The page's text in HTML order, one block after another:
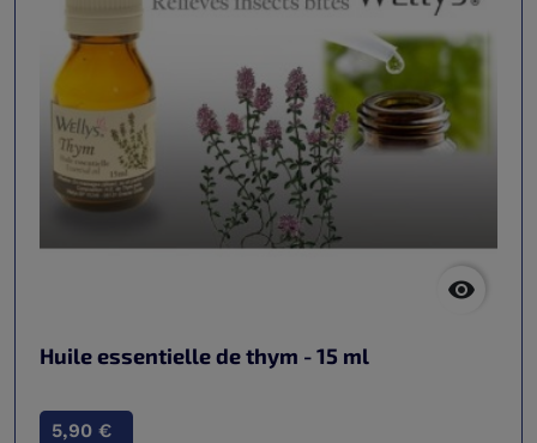

Huile essentielle de thym - 15 ml
5,90 €